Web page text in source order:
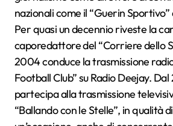
nazionali come il “Guerin
Per quasi un decennio riveste la
caporedattore del “Corriere dello
2004 conduce la trasmissione
Football Club” su Radio Deejay.
partecipa alla trasmissione
“Ballando con le Stelle”, in qualità